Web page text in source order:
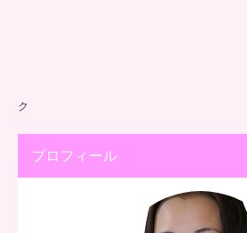
ク
プロフィール